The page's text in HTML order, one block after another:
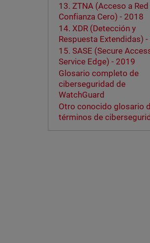
13. ZTNA (Acceso a
Confianza Cero) - 2018
14. XDR (Detección y
Respuesta Extendidas)
15. SASE (Secure
Service Edge) - 2019
Glosario completo de
ciberseguridad de
WatchGuard
Otro conocido glosario
términos de